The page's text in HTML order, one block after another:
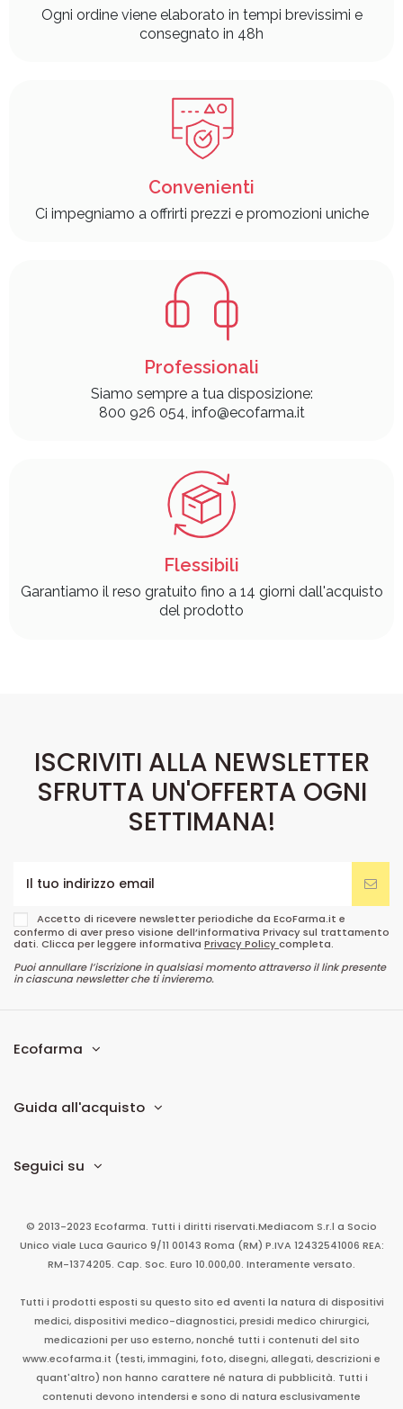
Ogni ordine viene elaborato in tempi brevissimi e
consegnato in 48h
Convenienti
Ci impegniamo a offrirti prezzi e promozioni uniche
Professionali
Siamo sempre a tua disposizione:
800 926 054, info@ecofarma.it
Flessibili
Garantiamo il reso gratuito fino a 14 giorni dall'acquisto
del prodotto
ISCRIVITI ALLA NEWSLETTER
SFRUTTA UN'OFFERTA OGNI
SETTIMANA!
Accetto di ricevere newsletter periodiche da EcoFarma.it e
confermo di aver preso visione dell’informativa Privacy sul trattamento
dati. Clicca per leggere informativa Privacy Policycompleta.
Puoi annullare l’iscrizione in qualsiasi momento attraverso il link presente
in ciascuna newsletter che ti invieremo.
Ecofarma
Guida all'acquisto
Seguici su
© 2013-2023 Ecofarma. Tutti i diritti riservati.Mediacom S.r.l a Socio
Unico viale Luca Gaurico 9/11 00143 Roma (RM) P.IVA 12432541006 REA:
RM-1374205. Cap. Soc. Euro 10.000,00. Interamente versato.
Tutti i prodotti esposti su questo sito ed aventi la natura di dispositivi
medici, dispositivi medico-diagnostici, presidi medico chirurgici,
medicazioni per uso esterno, nonché tutti i contenuti del sito
www.ecofarma.it (testi, immagini, foto, disegni, allegati, descrizioni e
quant'altro) non hanno carattere né natura di pubblicità. Tutti i
contenuti devono intendersi e sono di natura esclusivamente